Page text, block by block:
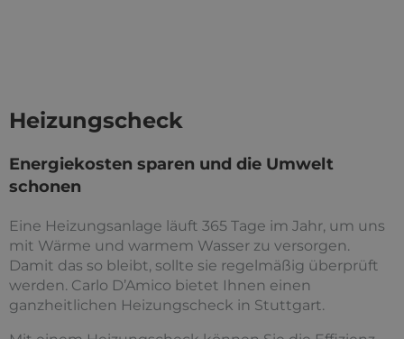
Heizungscheck
Energiekosten sparen und die Umwelt
schonen
Eine Heizungsanlage läuft 365 Tage im Jahr, um uns
mit Wärme und warmem Wasser zu versorgen.
Damit das so bleibt, sollte sie regelmäßig überprüft
werden. Carlo D’Amico bietet Ihnen einen
ganzheitlichen Heizungscheck in Stuttgart.